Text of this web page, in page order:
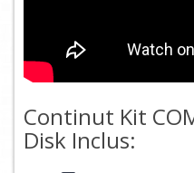
Continut Kit
Disk Inclus: